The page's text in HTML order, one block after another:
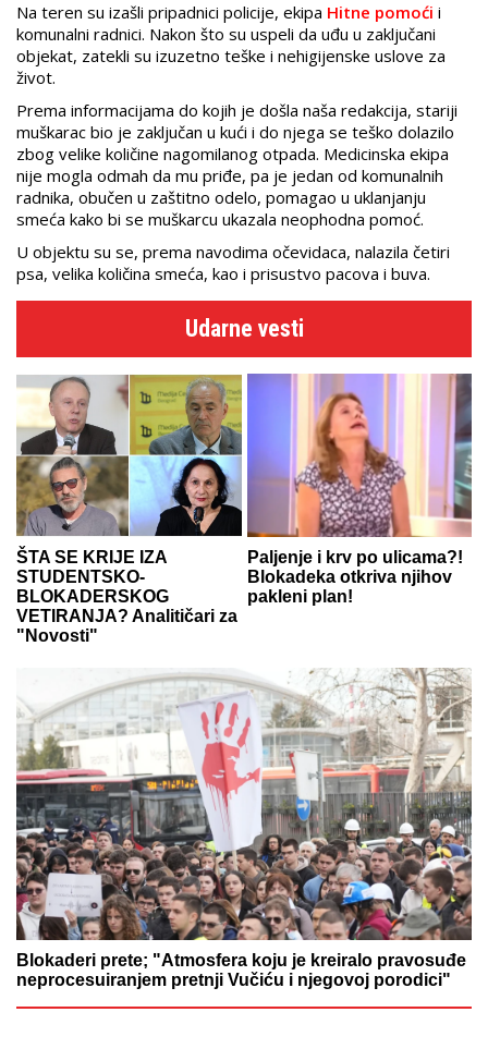
Na teren su izašli pripadnici policije, ekipa Hitne pomoći i
komunalni radnici. Nakon što su uspeli da uđu u zaključani
objekat, zatekli su izuzetno teške i nehigijenske uslove za
život.
Prema informacijama do kojih je došla naša redakcija, stariji
muškarac bio je zaključan u kući i do njega se teško dolazilo
zbog velike količine nagomilanog otpada. Medicinska ekipa
nije mogla odmah da mu priđe, pa je jedan od komunalnih
radnika, obučen u zaštitno odelo, pomagao u uklanjanju
smeća kako bi se muškarcu ukazala neophodna pomoć.
U objektu su se, prema navodima očevidaca, nalazila četiri
psa, velika količina smeća, kao i prisustvo pacova i buva.
Udarne vesti
ŠTA SE KRIJE IZA
STUDENTSKO-
BLOKADERSKOG
VETIRANJA? Analitičari za
"Novosti"
Paljenje i krv po ulicama?!
Blokadeka otkriva njihov
pakleni plan!
Blokaderi prete; "Atmosfera koju je kreiralo pravosuđe
neprocesuiranjem pretnji Vučiću i njegovoj porodici"